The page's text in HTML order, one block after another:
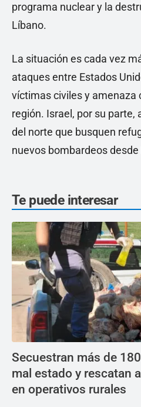
programa nuclear y la
Líbano.
La situación es cada vez
ataques entre Estados
víctimas civiles y amenaza
región. Israel, por su
del norte que busquen
nuevos bombardeos desde
Te puede interesar
Secuestran más de
mal estado y rescatan
en operativos rurales